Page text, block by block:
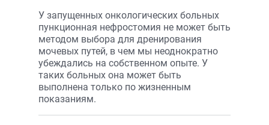
У запущенных онкологических больных
пункционная нефростомия не может быть
методом выбора для дренирования
мочевых путей, в чем мы неоднократно
убеждались на собственном опыте. У
таких больных она может быть
выполнена только по жизненным
показаниям.